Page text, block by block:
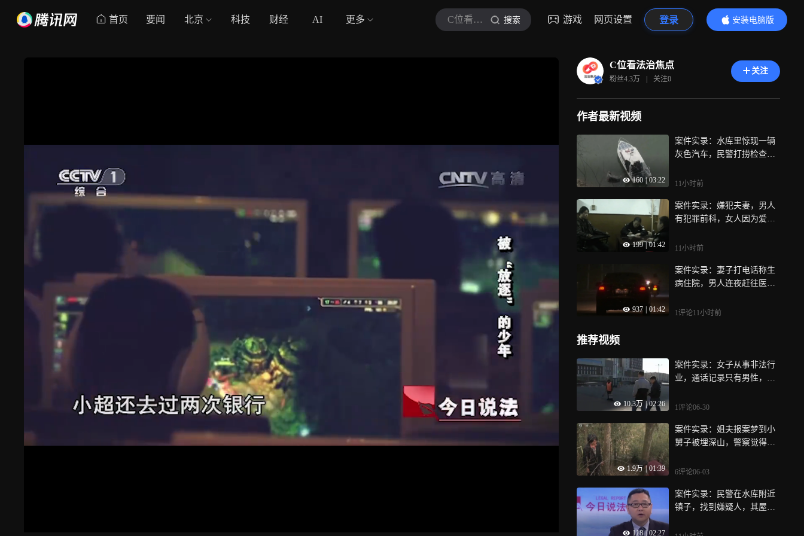
首页 要闻 北京 科技 财经 AI 更多 C位看法治焦点 搜索 游戏 网页设置 登录
安装电脑版
内容更精彩
C位看法治焦点
粉丝4.3万 | 关注0
关注
作者最新视频
160 | 03:22
案件实录：水库里惊现一辆
灰色汽车，民警打捞检查，
11小时前
199 | 01:42
案件实录：嫌犯夫妻，男人
有犯罪前科，女人因为爱不
11小时前
937 01:42
案件实录：妻子打电话称生
病住院，男人连夜赶往医院
惨死
1评论11小时前
推荐视频
10.3万 | 02:26
案件实录：女子从事非法行
业，通话记录只有男性，还
1评论06-30
1.9万 | 01:39
案件实录：姐夫报案梦到小
舅子被埋深山，警察觉得荒
6评论06-03
118 | 02:27
案件实录：民警在水库附近
镇子，找到嫌疑人，其屋内